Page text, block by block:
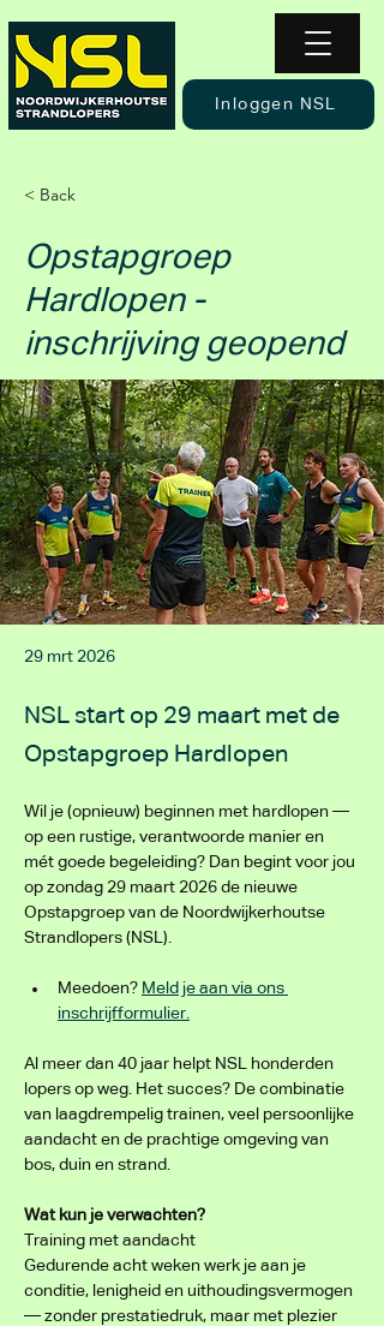
Inloggen NSL
< Back
Opstapgroep
Hardlopen -
inschrijving geopend
29 mrt 2026
NSL start op 29 maart met de
Opstapgroep Hardlopen
Wil je (opnieuw) beginnen met hardlopen —
op een rustige, verantwoorde manier en
mét goede begeleiding? Dan begint voor jou
op zondag 29 maart 2026 de nieuwe
Opstapgroep van de Noordwijkerhoutse
Strandlopers (NSL).
Meedoen? Meld je aan via ons
inschrijfformulier.
Al meer dan 40 jaar helpt NSL honderden
lopers op weg. Het succes? De combinatie
van laagdrempelig trainen, veel persoonlijke
aandacht en de prachtige omgeving van
bos, duin en strand.
Wat kun je verwachten?
Training met aandacht
Gedurende acht weken werk je aan je
conditie, lenigheid en uithoudingsvermogen
— zonder prestatiedruk, maar met plezier